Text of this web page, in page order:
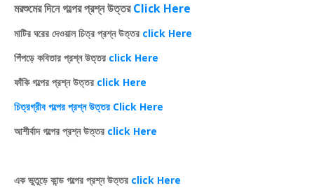
মরশুমের দিনে গল্পের প্রশ্ন উত্তরClick Here
মাটির ঘরের দেওয়াল চিত্র প্রশ্ন উত্তর click Here
পিঁপড়ে কবিতার প্রশ্ন উত্তর click Here
ফাঁকি গল্পের প্রশ্ন উত্তর click Here
চিত্রগ্রীব গল্পের প্রশ্ন উত্তর Click Here
আশীর্বাদ গল্পের প্রশ্ন উত্তর click Here
এক ভুতুড়ে কান্ড গল্পের প্রশ্ন উত্তর click Here